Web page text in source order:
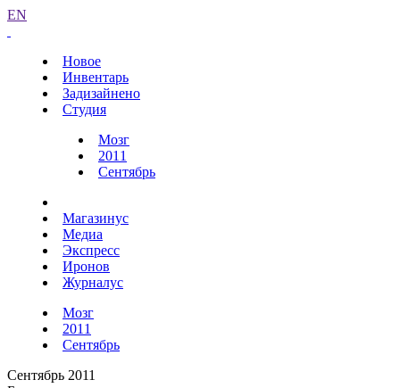
EN
Новое
Инвентарь
Задизайнено
Студия
Мозг
2011
Сентябрь
Магазинус
Медиа
Экспресс
Иронов
Журналус
Мозг
2011
Сентябрь
Сентябрь 2011